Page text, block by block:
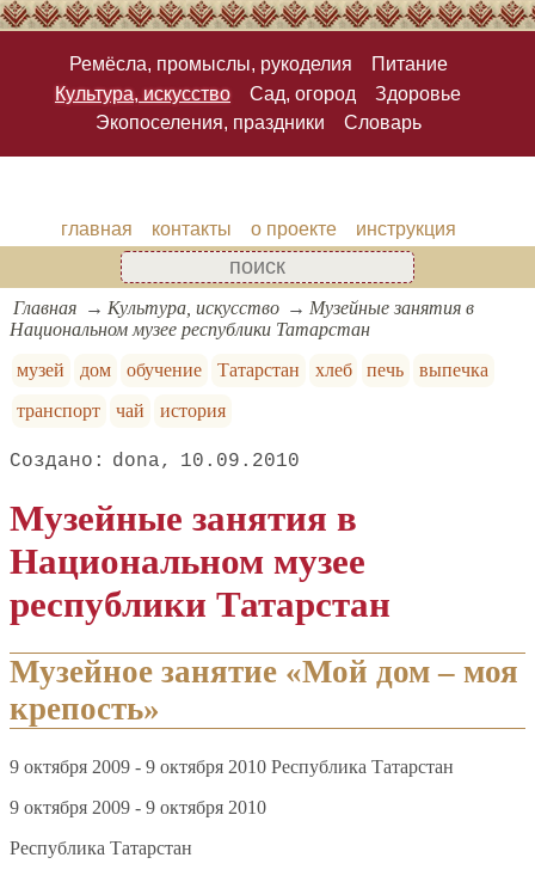
Ремёсла, промыслы, рукоделия
Питание
Культура, искусство
Сад, огород
Здоровье
Экопоселения, праздники
Словарь
главная контакты о проекте инструкция
Главная Культура, искусство
Музейные занятия в
Национальном музее республики Татарстан
музей
дом обучение Татарстан хлеб печь
выпечка
транспорт
чай история
dona 10.09.2010
Музейные занятия в
Национальном музее
республики Татарстан
Музейное занятие «Мой дом – моя
крепость»
9 октября 2009 - 9 октября 2010 Республика Татарстан
9 октября 2009 - 9 октября 2010
Республика Татарстан